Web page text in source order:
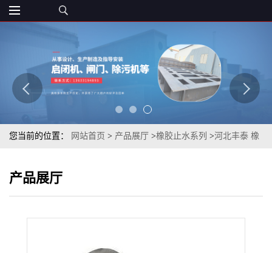
您当前的位置： 网站首页 > 产品展厅 >橡胶止水系列 >河北丰泰 橡
产品展厅